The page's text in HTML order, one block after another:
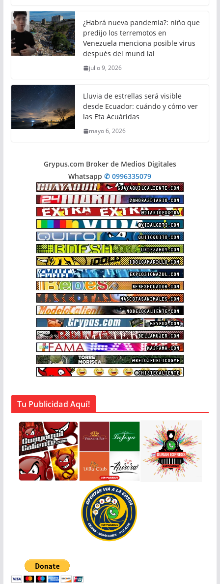
¿Habrá nueva pandemia?: niño que
predijo los terremotos en
Venezuela menciona posible virus
después del mund ial
julio 9, 2026
Lluvia de estrellas será visible
desde Ecuador: cuándo y cómo ver
las Eta Acuáridas
mayo 6, 2026
Grypus.com Broker de Medios Digitales
Whatsapp✆ 0996335079
Tu Publicidad Aquí!